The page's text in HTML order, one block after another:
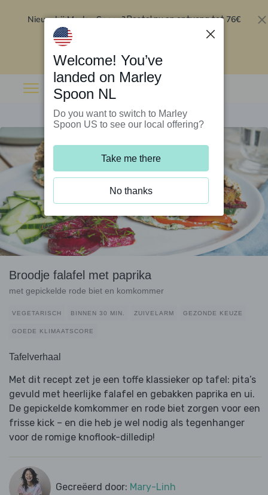
Nieuw bij Marley Spoon?Bestel nu en ontvang tot 76€
Broodje falafel met paprika
met gepickelde rode biet en komkommer
VEGETARISCH BINNEN 30 MIN. ZUIVELARM GEZONDE KEUZE
GOEDE KLIMAATSCORE
Tafelverhaal
Met dit recept zet je een toffe klassieker op tafel: pita’s
gevuld met heerlijke falafel en gebakken paprika en ui.
De gepickelde komkommer en rode biet zorgen voor een
frisse kick – en die heb je wel nodig als tegenhanger
voor de romige knoflook-dilledip!
Gecreëerd door: Mary-Linh
Welcome! You’ve
landed on Marley
Spoon NL
Do you want to switch to Marley
Spoon US to see our local offering?
Take me there
No thanks